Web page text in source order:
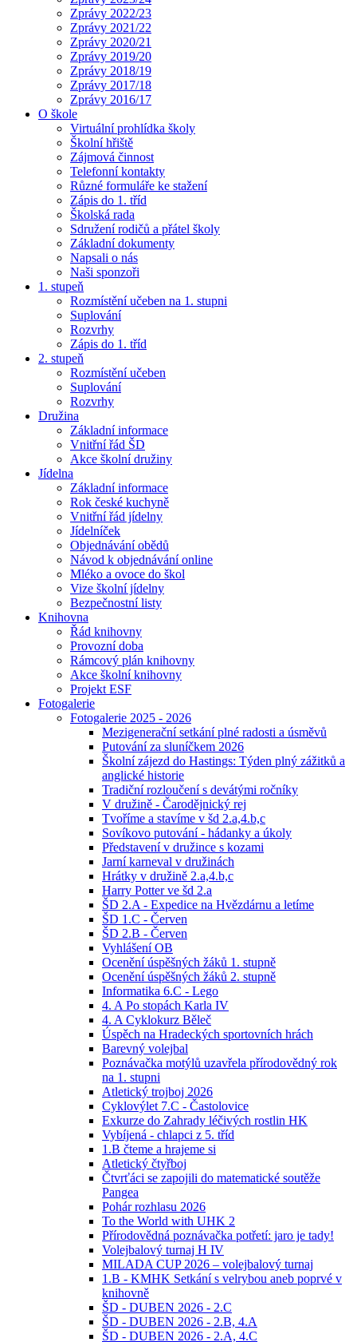
Zprávy 2022/23
Zprávy 2021/22
Zprávy 2020/21
Zprávy 2019/20
Zprávy 2018/19
Zprávy 2017/18
Zprávy 2016/17
O škole
Virtuální prohlídka školy
Školní hřiště
Zájmová činnost
Telefonní kontakty
Různé formuláře ke stažení
Zápis do 1. tříd
Školská rada
Sdružení rodičů a přátel školy
Základní dokumenty
Napsali o nás
Naši sponzoři
1. stupeň
Rozmístění učeben na 1. stupni
Suplování
Rozvrhy
Zápis do 1. tříd
2. stupeň
Rozmístění učeben
Suplování
Rozvrhy
Družina
Základní informace
Vnitřní řád ŠD
Akce školní družiny
Jídelna
Základní informace
Rok české kuchyně
Vnitřní řád jídelny
Jídelníček
Objednávání obědů
Návod k objednávání online
Mléko a ovoce do škol
Vize školní jídelny
Bezpečnostní listy
Knihovna
Řád knihovny
Provozní doba
Rámcový plán knihovny
Akce školní knihovny
Projekt ESF
Fotogalerie
Fotogalerie 2025 - 2026
Mezigenerační setkání plné radosti a úsměvů
Putování za sluníčkem 2026
Školní zájezd do Hastings: Týden plný zážitků a
anglické historie
Tradiční rozloučení s devátými ročníky
V družině - Čarodějnický rej
Tvoříme a stavíme v šd 2.a,4.b,c
Sovíkovo putování - hádanky a úkoly
Představení v družince s kozami
Jarní karneval v družinách
Hrátky v družině 2.a,4.b,c
Harry Potter ve šd 2.a
ŠD 2.A - Expedice na Hvězdárnu a letíme
ŠD 1.C - Červen
ŠD 2.B - Červen
Vyhlášení OB
Ocenění úspěšných žáků 1. stupně
Ocenění úspěšných žáků 2. stupně
Informatika 6.C - Lego
4. A Po stopách Karla IV
4. A Cyklokurz Běleč
Úspěch na Hradeckých sportovních hrách
Barevný volejbal
Poznávačka motýlů uzavřela přírodovědný rok
na 1. stupni
Atletický trojboj 2026
Cyklovýlet 7.C - Častolovice
Exkurze do Zahrady léčivých rostlin HK
Vybíjená - chlapci z 5. tříd
1.B čteme a hrajeme si
Atletický čtyřboj
Čtvrťáci se zapojili do matematické soutěže
Pangea
Pohár rozhlasu 2026
To the World with UHK 2
Přírodovědná poznávačka potřetí: jaro je tady!
Volejbalový turnaj H IV
MILADA CUP 2026 – volejbalový turnaj
1.B - KMHK Setkání s velrybou aneb poprvé v
knihovně
ŠD - DUBEN 2026 - 2.C
ŠD - DUBEN 2026 - 2.B, 4.A
ŠD - DUBEN 2026 - 2.A, 4.C